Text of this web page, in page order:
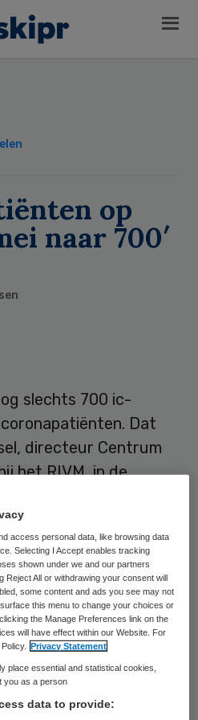
op
naar 700′
slechts 700 ic-
Dat
directeur Centrum
het RIVM, in de
1087 coronapatiënten
zou de vraag
piekmoment 24.000
Dissel weten: tien
capaciteit in
access personal data, like browsing data
Selecting I Accept enables tracking
shown under we and our partners
Reject All or withdrawing your consent will
some content and ads you see may not
this menu to change your choices or
the Manage Preferences link on the
will have effect within our Website. For
Privacy Statement
place essential and statistical cookies,
you as a person
data to provide: